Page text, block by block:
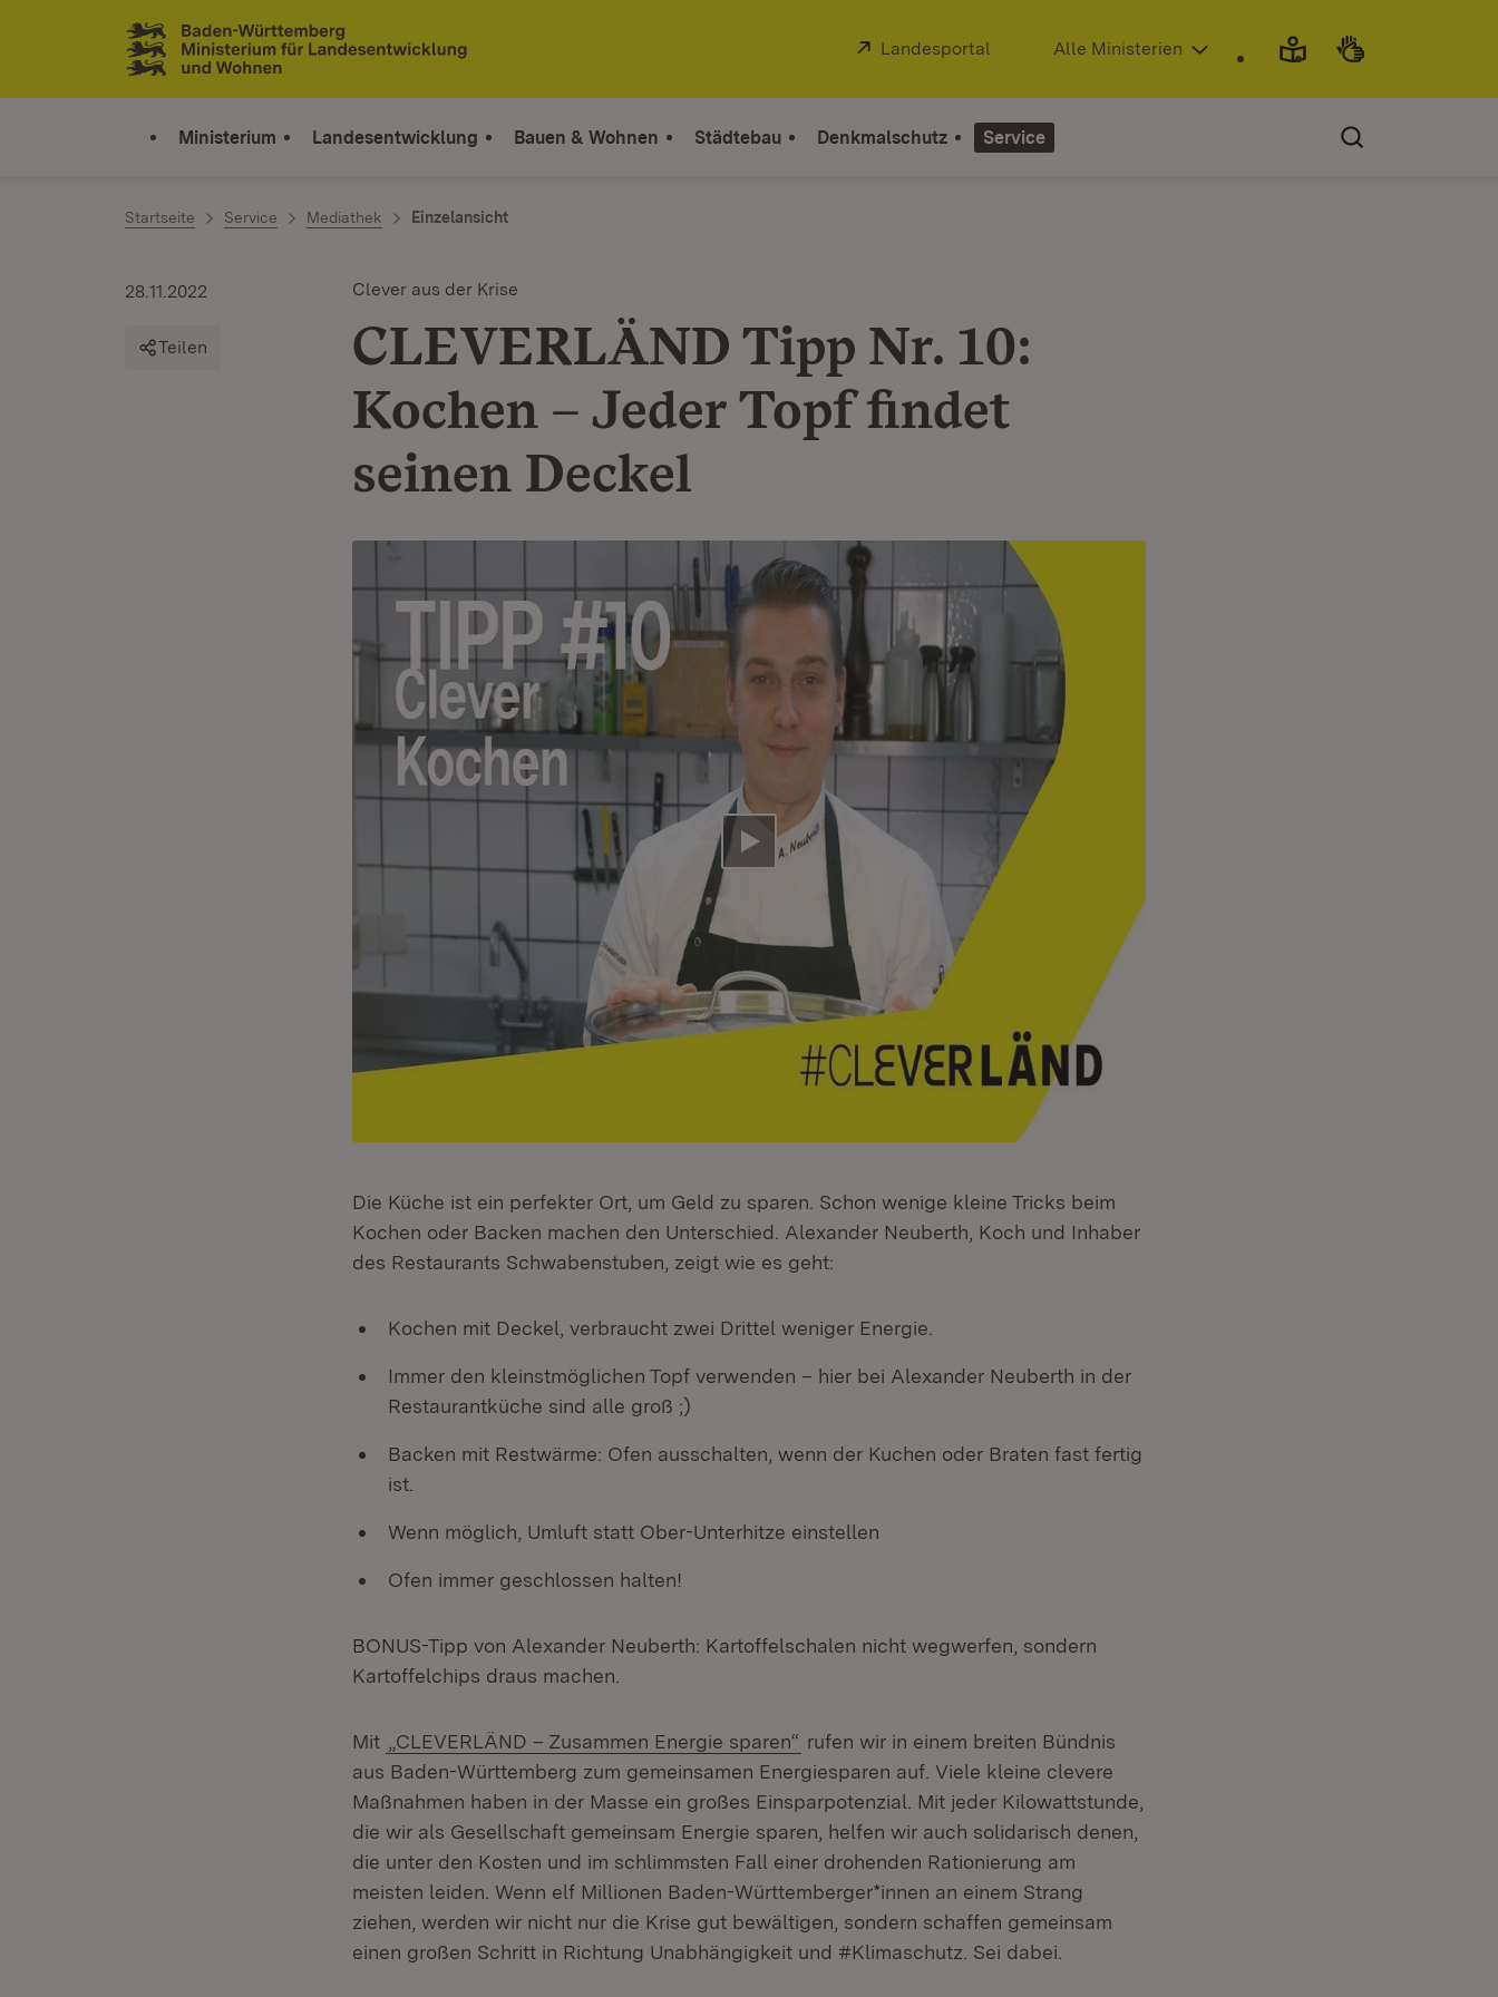
Zum Inhalt springen
Link zur Startseite
Extern:
Landesportal (Öffnet in neuem Fenster)
Alle Ministerien
Ministerium Landesentwicklung Bauen & Wohnen Städtebau Denkmalschutz Service
Startseite Service Mediathek Einzelansicht
Clever aus der Krise
CLEVERLÄND Tipp Nr. 10:
Kochen – Jeder Topf findet
seinen Deckel
28.11.2022
Teilen
Video abspielen
Die Küche ist ein perfekter Ort, um Geld zu sparen. Schon wenige kleine Tricks beim
Kochen oder Backen machen den Unterschied. Alexander Neuberth, Koch und Inhaber
des Restaurants Schwabenstuben, zeigt wie es geht:
Kochen mit Deckel, verbraucht zwei Drittel weniger Energie.
Immer den kleinstmöglichen Topf verwenden – hier bei Alexander Neuberth in der
Restaurantküche sind alle groß ;)
Backen mit Restwärme: Ofen ausschalten, wenn der Kuchen oder Braten fast fertig
ist.
Wenn möglich, Umluft statt Ober-Unterhitze einstellen
Ofen immer geschlossen halten!
BONUS-Tipp von Alexander Neuberth: Kartoffelschalen nicht wegwerfen, sondern
Kartoffelchips draus machen.
Mit „CLEVERLÄND – Zusammen Energie sparen“ rufen wir in einem breiten Bündnis
aus Baden-Württemberg zum gemeinsamen Energiesparen auf. Viele kleine clevere
Maßnahmen haben in der Masse ein großes Einsparpotenzial. Mit jeder Kilowattstunde,
die wir als Gesellschaft gemeinsam Energie sparen, helfen wir auch solidarisch denen,
die unter den Kosten und im schlimmsten Fall einer drohenden Rationierung am
meisten leiden. Wenn elf Millionen Baden-Württemberger*innen an einem Strang
ziehen, werden wir nicht nur die Krise gut bewältigen, sondern schaffen gemeinsam
einen großen Schritt in Richtung Unabhängigkeit und #Klimaschutz. Sei dabei.